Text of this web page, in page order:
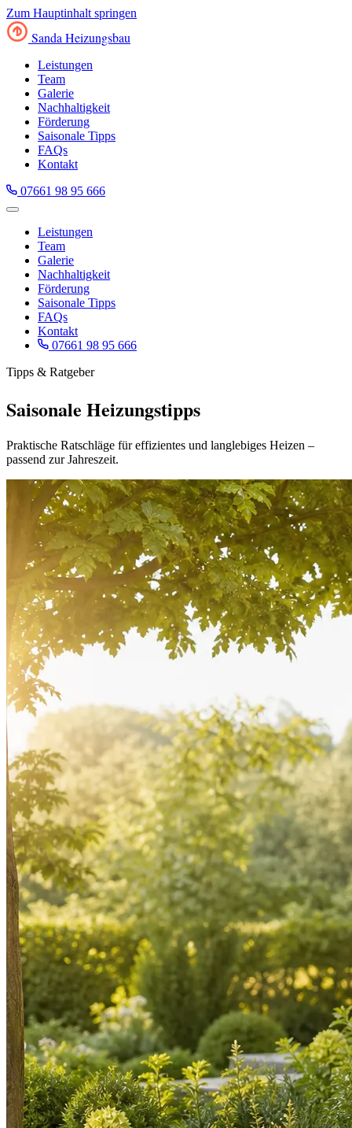
Zum Hauptinhalt springen
Sanda Heizungsbau
Leistungen
Team
Galerie
Nachhaltigkeit
Förderung
Saisonale Tipps
FAQs
Kontakt
07661 98 95 666
Leistungen
Team
Galerie
Nachhaltigkeit
Förderung
Saisonale Tipps
FAQs
Kontakt
07661 98 95 666
Tipps & Ratgeber
Saisonale Heizungstipps
Praktische Ratschläge für effizientes und langlebiges Heizen –
passend zur Jahreszeit.